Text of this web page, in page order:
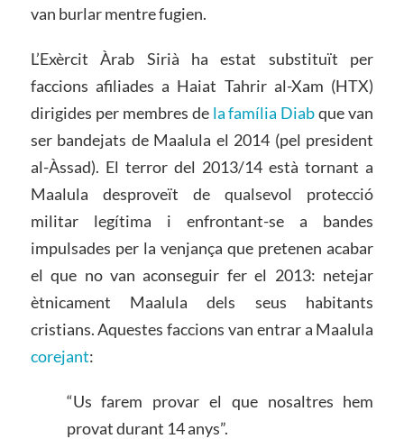
van burlar mentre fugien.
L’Exèrcit Àrab Sirià ha estat substituït per
faccions afiliades a Haiat Tahrir al-Xam (HTX)
dirigides per membres de la família Diabque van
ser bandejats de Maalula el 2014 (pel president
al-Àssad). El terror del 2013/14 està tornant a
Maalula desproveït de qualsevol protecció
militar legítima i enfrontant-se a bandes
impulsades per la venjança que pretenen acabar
el que no van aconseguir fer el 2013: netejar
ètnicament Maalula dels seus habitants
cristians. Aquestes faccions van entrar a Maalula
corejant:
“Us farem provar el que nosaltres hem
provat durant 14 anys”.